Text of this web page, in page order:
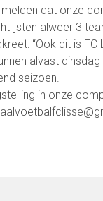
Voetbal.nl
melden dat onze
alweer 3
“Ook dit is FC
alvast
seizoen.
in onze